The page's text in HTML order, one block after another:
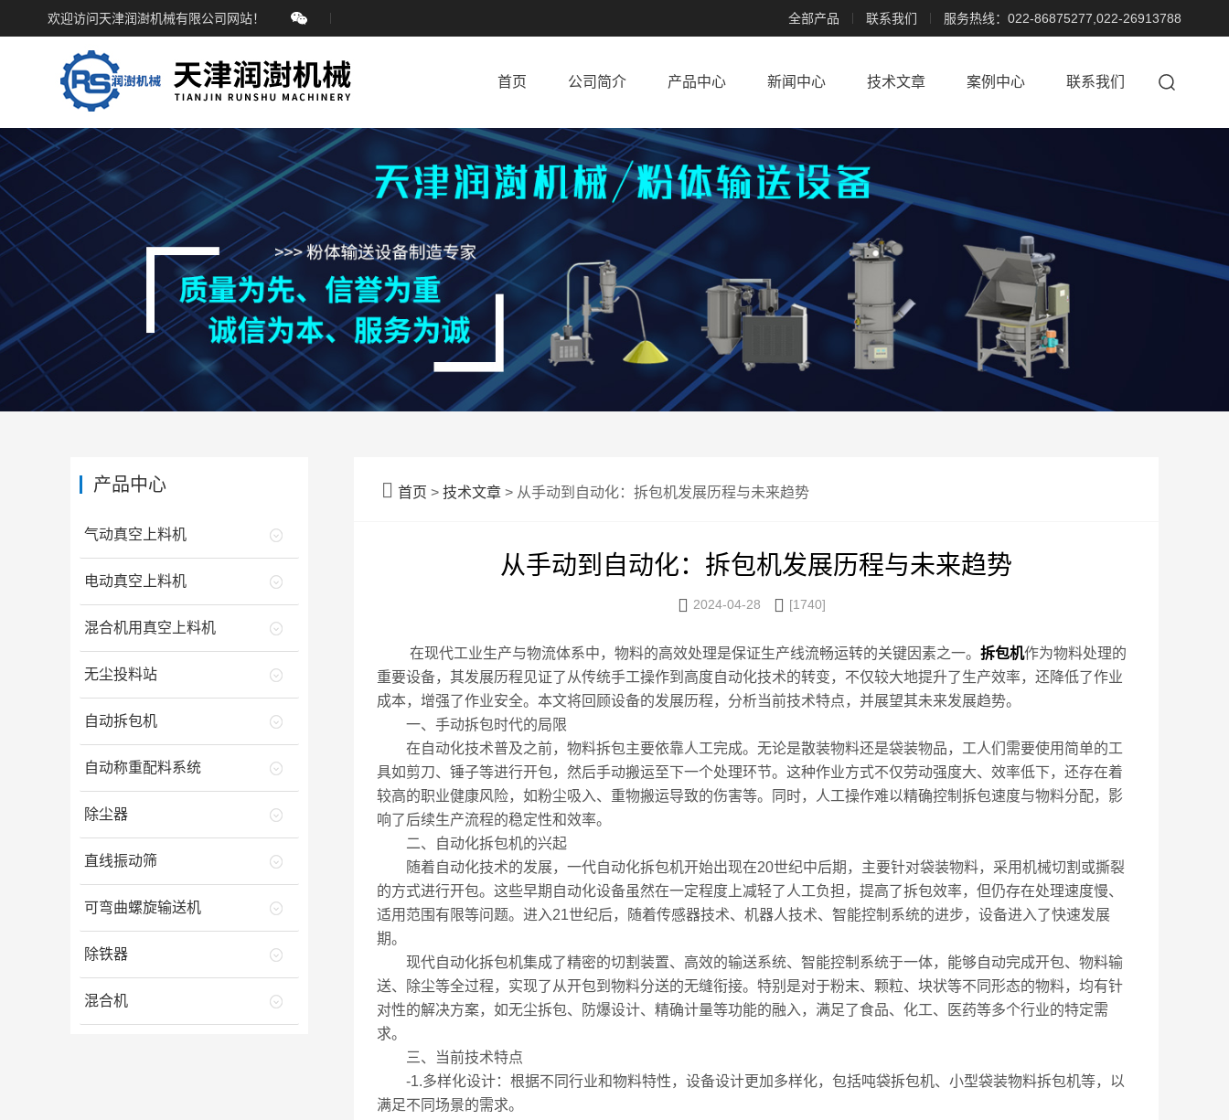
欢迎访问天津润澍机械有限公司网站！ 全部产品 联系我们 服务热线：022-86875277,022-26913788
首页 公司简介 产品中心 新闻中心 技术文章 案例中心 联系我们
 首页 > 技术文章 > 从手动到自动化：拆包机发展历程与未来趋势
从手动到自动化：拆包机发展历程与未来趋势
 2024-04-28  [1740]
在现代工业生产与物流体系中，物料的高效处理是保证生产线流畅运转的关键因素之一。 拆包机作为物料处理的
重要设备，其发展历程见证了从传统手工操作到高度自动化技术的转变，不仅较大地提升了生产效率，还降低了作业
成本，增强了作业安全。本文将回顾设备的发展历程，分析当前技术特点，并展望其未来发展趋势。
一、手动拆包时代的局限
在自动化技术普及之前，物料拆包主要依靠人工完成。无论是散装物料还是袋装物品，工人们需要使用简单的工
具如剪刀、锤子等进行开包，然后手动搬运至下一个处理环节。这种作业方式不仅劳动强度大、效率低下，还存在着
较高的职业健康风险，如粉尘吸入、重物搬运导致的伤害等。同时，人工操作难以精确控制拆包速度与物料分配，影
响了后续生产流程的稳定性和效率。
二、自动化拆包机的兴起
随着自动化技术的发展，一代自动化拆包机开始出现在20世纪中后期，主要针对袋装物料，采用机械切割或撕裂
的方式进行开包。这些早期自动化设备虽然在一定程度上减轻了人工负担，提高了拆包效率，但仍存在处理速度慢、
适用范围有限等问题。进入21世纪后，随着传感器技术、机器人技术、智能控制系统的进步，设备进入了快速发展
期。
现代自动化拆包机集成了精密的切割装置、高效的输送系统、智能控制系统于一体，能够自动完成开包、物料输
送、除尘等全过程，实现了从开包到物料分送的无缝衔接。特别是对于粉末、颗粒、块状等不同形态的物料，均有针
对性的解决方案，如无尘拆包、防爆设计、精确计量等功能的融入，满足了食品、化工、医药等多个行业的特定需
求。
三、当前技术特点
-1.多样化设计：根据不同行业和物料特性，设备设计更加多样化，包括吨袋拆包机、小型袋装物料拆包机等，以
满足不同场景的需求。
产品中心
气动真空上料机
电动真空上料机
混合机用真空上料机
无尘投料站
自动拆包机
自动称重配料系统
除尘器
直线振动筛
可弯曲螺旋输送机
除铁器
混合机